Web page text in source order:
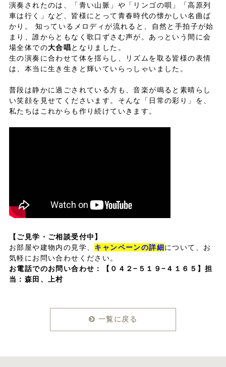
演奏されたのは、「青い山脈」や「リンゴの唄」「高原列
車は行く」など、皆様にとって青春時代の懐かしい名曲ば
かり。 知っているメロディが流れると、自然と手拍子が始
まり、誰からともなく歌口ずさむ声が。あっという間に会
場全体での大合唱となりました。
生の演奏に合わせて体を揺らし、リズムを取る皆様の表情
は、本当に生き生きと輝いていらっしゃいました。
普段は静かに過ごされている方も、音楽が鳴ると素晴らし
い笑顔を見せてくださいます。そんな「日常の彩り」を、
私たちはこれからも作り続けていきます。
【ご見学・ご相談受付中】
お部屋や建物内の見学、 キャンペーンの詳細について、お
気軽にお問い合わせください。
お電話でのお問い合わせ：
【０４２−５１９−４１６５】担
当：森田、上村
一覧に戻る